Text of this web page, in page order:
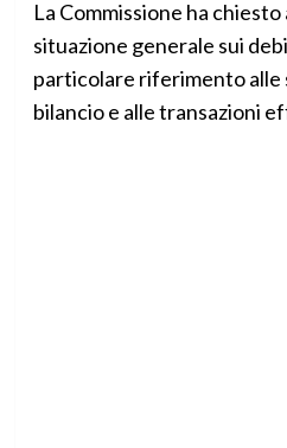
La Commissione ha
situazione generale sui
particolare riferimento alle
bilancio e alle transazioni